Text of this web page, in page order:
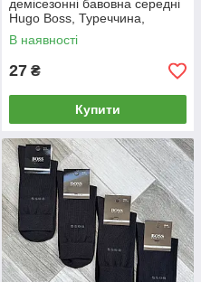
демісезонні бавовна середні
Hugo Boss, Туреччина,
розмір 29-31 (43-46), чорні,
05619
В наявності
27 ₴
Купити